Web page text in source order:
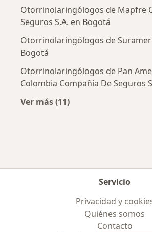
Otorrinolaringólogos de Mapfre
Seguros S.A. en Bogotá
Otorrinolaringólogos de
Bogotá
Otorrinolaringólogos de Pan
Colombia Compañía De Seguros
Ver más (11)
Servicio
Privacidad y
Quiénes somos
Contacto